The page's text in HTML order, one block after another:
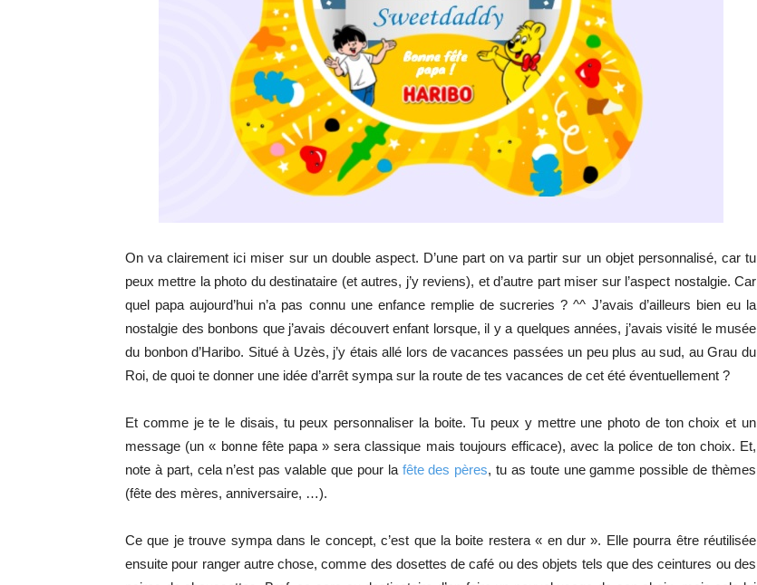
On va clairement ici miser sur un double aspect. D’une part on va partir sur un objet personnalisé, car tu
peux mettre la photo du destinataire (et autres, j’y reviens), et d’autre part miser sur l’aspect nostalgie. Car
quel papa aujourd’hui n’a pas connu une enfance remplie de sucreries ? ^^ J’avais d’ailleurs bien eu la
nostalgie des bonbons que j’avais découvert enfant lorsque, il y a quelques années, j’avais visité le musée
du bonbon d’Haribo. Situé à Uzès, j’y étais allé lors de vacances passées un peu plus au sud, au Grau du
Roi, de quoi te donner une idée d’arrêt sympa sur la route de tes vacances de cet été éventuellement ?
Et comme je te le disais, tu peux personnaliser la boite. Tu peux y mettre une photo de ton choix et un
message (un « bonne fête papa » sera classique mais toujours efficace), avec la police de ton choix. Et,
note à part, cela n’est pas valable que pour la fête des pères, tu as toute une gamme possible de thèmes
(fête des mères, anniversaire, …).
Ce que je trouve sympa dans le concept, c’est que la boite restera « en dur ». Elle pourra être réutilisée
ensuite pour ranger autre chose, comme des dosettes de café ou des objets tels que des ceintures ou des